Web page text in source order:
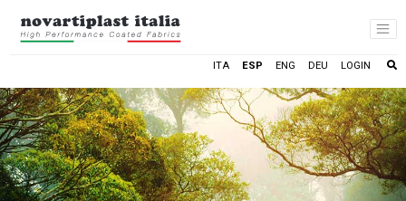
ITA ESP ENG DEU LOGIN